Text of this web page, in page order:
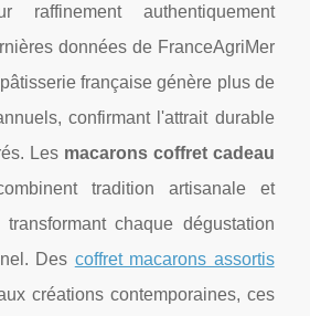
raffinement authentiquement
données de FranceAgriMer
française génère plus de
confirmant l'attrait durable
Les macarons coffret cadeau
tradition artisanale et
transformant chaque dégustation
Des coffret macarons assortis
créations contemporaines, ces